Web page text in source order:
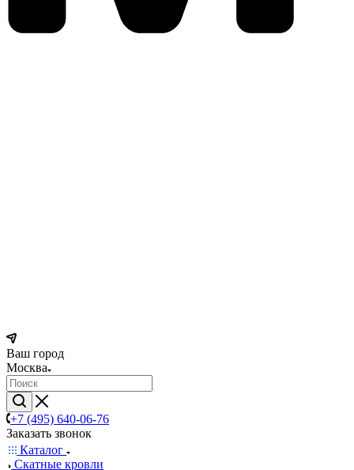
Ваш город
Москва
+7 (495) 640-06-76
Заказать звонок
Каталог
Скатные кровли